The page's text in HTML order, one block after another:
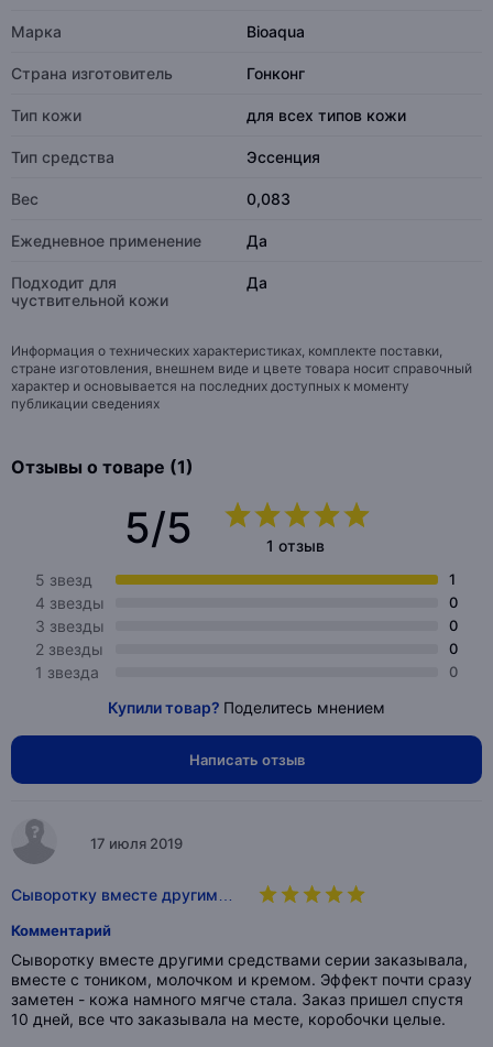
Марка Bioaqua
Страна изготовитель Гонконг
Тип кожи для всех типов кожи
Тип средства Эссенция
Вес 0,083
Eжедневное применение Да
Подходит для
чуствительной кожи
Да
Информация о технических характеристиках, комплекте поставки,
стране изготовления, внешнем виде и цвете товара носит справочный
характер и основывается на последних доступных к моменту
публикации сведениях
Отзывы о товаре (1)
5/5
1 отзыв
5 звезд
1
4 звезды 0
3 звезды 0
2 звезды 0
1 звезда 0
Купили товар? Поделитесь мнением
Написать отзыв
17 июля 2019
Сыворотку вместе другим…
Комментарий
Сыворотку вместе другими средствами серии заказывала,
вместе с тоником, молочком и кремом. Эффект почти сразу
заметен - кожа намного мягче стала. Заказ пришел спустя
10 дней, все что заказывала на месте, коробочки целые.